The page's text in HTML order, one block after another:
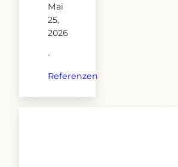
Mai
25,
2026
·
Referenzen